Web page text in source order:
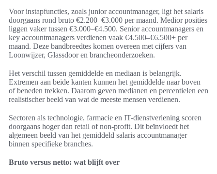
Voor instapfuncties, zoals junior accountmanager, ligt het salaris
doorgaans rond bruto €2.200–€3.000 per maand. Medior posities
liggen vaker tussen €3.000–€4.500. Senior accountmanagers en
key accountmanagers verdienen vaak €4.500–€6.500+ per
maand. Deze bandbreedtes komen overeen met cijfers van
Loonwijzer, Glassdoor en brancheonderzoeken.
Het verschil tussen gemiddelde en mediaan is belangrijk.
Extremen aan beide kanten kunnen het gemiddelde naar boven
of beneden trekken. Daarom geven medianen en percentielen een
realistischer beeld van wat de meeste mensen verdienen.
Sectoren als technologie, farmacie en IT-dienstverlening scoren
doorgaans hoger dan retail of non-profit. Dit beïnvloedt het
algemeen beeld van het gemiddeld salaris accountmanager
binnen specifieke branches.
Bruto versus netto: wat blijft over